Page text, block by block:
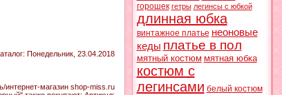
: Понедельник, 23.04.2018
интернет-магазин shop-miss.ru
горошек гетры легинсы с юбкой
длинная юбка
винтажное платье неоновые
кеды платье в пол
мятный костюм мятная юбка
костюм с
легинсами белый костюм